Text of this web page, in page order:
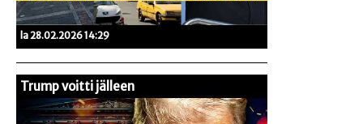
la 28.02.2026 14:29
Trump voitti jälleen